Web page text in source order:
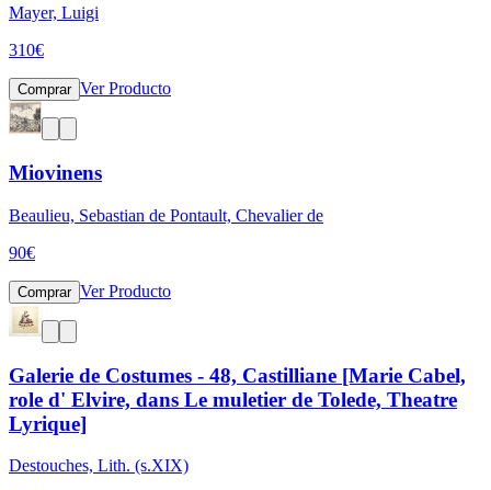
Mayer, Luigi
310€
Comprar Ver Producto
Miovinens
Beaulieu, Sebastian de Pontault, Chevalier de
90€
Comprar Ver Producto
Galerie de Costumes - 48, Castilliane [Marie Cabel,
role d' Elvire, dans Le muletier de Tolede, Theatre
Lyrique]
Destouches, Lith. (s.XIX)